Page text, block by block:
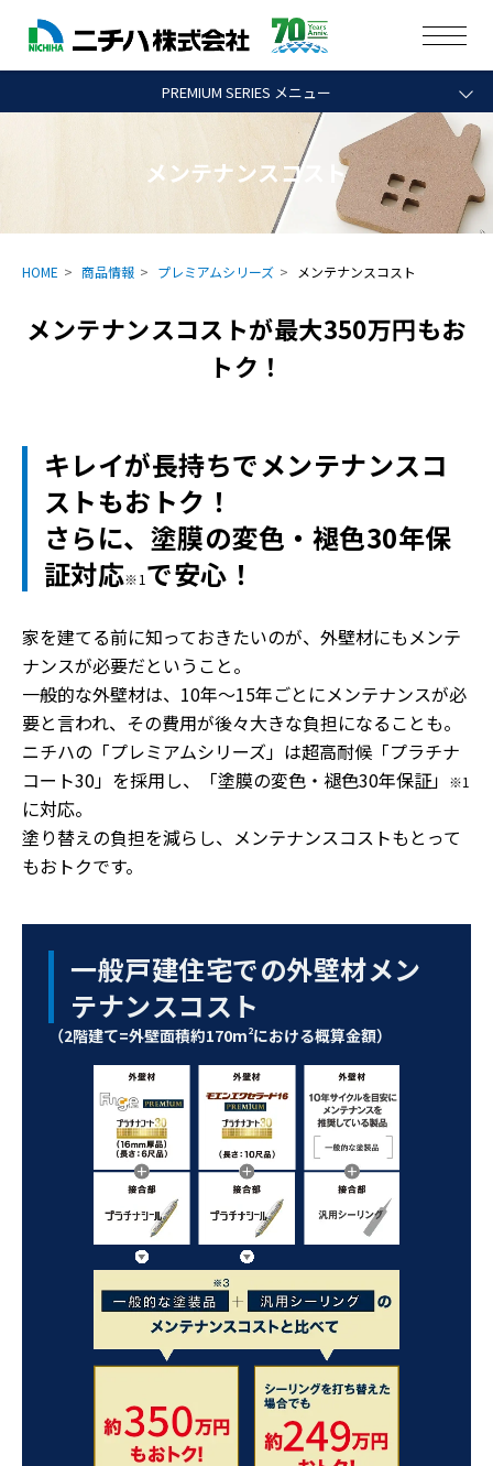
メンテナンスコスト
PREMIUM SERIES メニュー
HOME 商品情報 プレミアムシリーズ メンテナンスコスト
メンテナンスコストが最大350万円もお
トク！
キレイが長持ちでメンテナンスコ
ストもおトク！
さらに、塗膜の変色・褪色30年保
証対応※1 で安心！
家を建てる前に知っておきたいのが、外壁材にもメンテ
ナンスが必要だということ。
一般的な外壁材は、10年～15年ごとにメンテナンスが必
要と言われ、その費用が後々大きな負担になることも。
ニチハの「プレミアムシリーズ」は超高耐候「プラチナ
コート30」を採用し、「塗膜の変色・褪色30年保証」
※1
に対応。
塗り替えの負担を減らし、メンテナンスコストもとって
もおトクです。
一般戸建住宅での外壁材メン
テナンスコスト
（2階建て=外壁面積約170m2における概算金額）